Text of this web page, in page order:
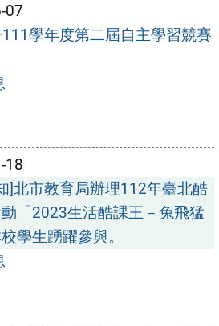
07
學年度第二屆自主學習競賽
18
]北市教育局辦理112年臺北酷
「2023生活酷課王－兔飛猛
學生踴躍參與。